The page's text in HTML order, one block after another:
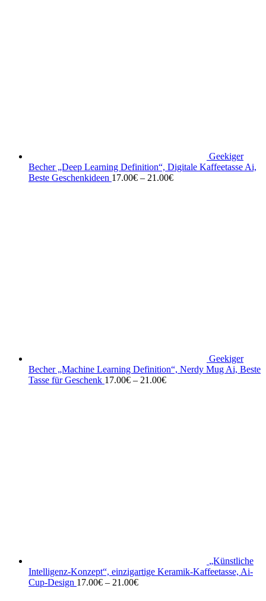
Geekiger
Becher „Deep Learning Definition“, Digitale Kaffeetasse Ai,
Beste Geschenkideen 17.00€ – 21.00€
Geekiger
Becher „Machine Learning Definition“, Nerdy Mug Ai, Beste
Tasse für Geschenk 17.00€ – 21.00€
„Künstliche
Intelligenz-Konzept“, einzigartige Keramik-Kaffeetasse, Ai-
Cup-Design 17.00€ – 21.00€